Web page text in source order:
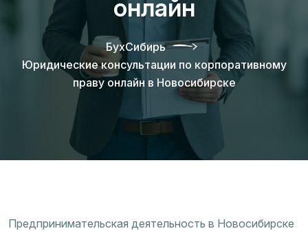
онлайн
БухСибирь
Юридические консультации по корпоративному
праву онлайн в Новосибирске
Предпринимательская деятельность в Новосибирске